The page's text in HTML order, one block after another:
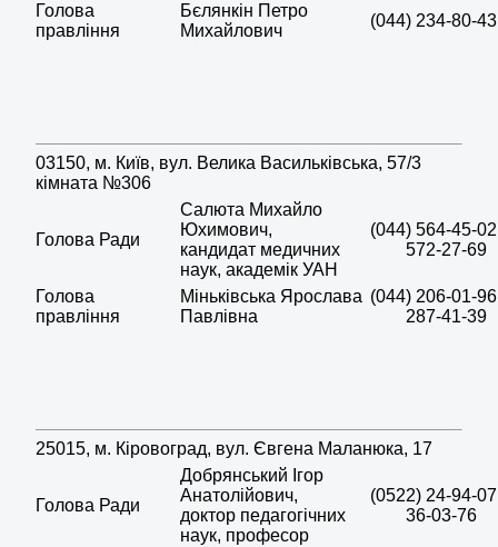
Голова
правління
Бєлянкін Петро
Михайлович
(044) 234-80-43
03150, м. Київ, вул. Велика Васильківська, 57/3
кімната №306
Голова Ради
Салюта Михайло
Юхимович,
кандидат медичних
наук, академік УАН
(044) 564-45-
572-27-69
Голова
правління
Міньківська Ярослава
Павлівна
(044) 206-01-
287-41-39
25015, м. Кіровоград, вул. Євгена Маланюка, 17
Голова Ради
Добрянський Ігор
Анатолійович,
доктор педагогічних
наук, професор
(0522) 24-94-
36-03-76